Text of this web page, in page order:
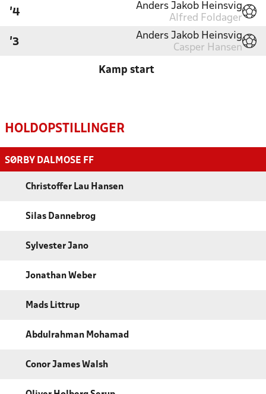
'4
Anders Jakob Heinsvig
Alfred Foldager
'3
Anders Jakob Heinsvig
Casper Hansen
Kamp start
HOLDOPSTILLINGER
SØRBY DALMOSE FF
Christoffer Lau Hansen
Silas Dannebrog
Sylvester Jano
Jonathan Weber
Mads Littrup
Abdulrahman Mohamad
Conor James Walsh